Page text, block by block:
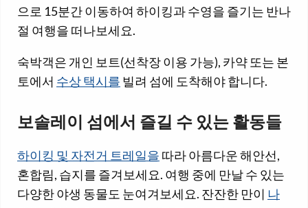
으로 15분간 이동하여 하이킹과 수영을 즐기는 반나
절 여행을 떠나보세요.
숙박객은 개인 보트(선착장 이용 가능), 카약 또는 본
토에서 수상 택시를 빌려 섬에 도착해야 합니다.
보솔레이 섬에서 즐길 수 있는 활동들
하이킹 및 자전거 트레일을 따라 아름다운 해안선,
혼합림, 습지를 즐겨보세요. 여행 중에 만날 수 있는
다양한 야생 동물도 눈여겨보세요. 잔잔한 만이 나